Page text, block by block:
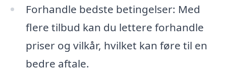
Forhandle bedste betingelser: Med
flere tilbud kan du lettere forhandle
priser og vilkår, hvilket kan føre til en
bedre aftale.